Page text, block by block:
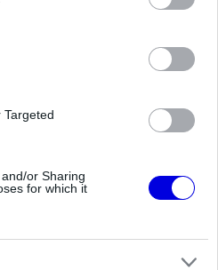
or Sharing
for which it
egy
a